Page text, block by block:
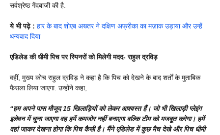
सर्वश्रेष्ठ गेंदबाजी की है.
ये भी पढ़े : हार के बाद शोएब अख्‍तर ने दक्षिण अफ्रीका का मज़ाक उड़ाया और उन्‍हें
धन्‍यवाद दिया
एडिलेड की धीमी पिच पर स्पिनरों को मिलेगी मदद- राहुल द्रविड़
वहीं, मुख्य कोच राहुल द्रविड़ ने कहा है कि पिच को देखने के बाद शर्तों के मुताबिक
फैसला लिया जाएगा. उन्होंने कहा,
“हम अपने पास मौजूद 15 खिलाड़ियों को लेकर आश्वस्त हैं। जो भी खिलाड़ी प्लेइंग
इलेवन में चुना जाएगा वह हमें कमजोर नहीं बनाएगा बल्कि टीम को मजबूत करेगा। हमें
वहां जाकर देखना होगा कि पिच कैसी है। मैंने एडिलेड में कुछ मैच देखे और पिच धीमी